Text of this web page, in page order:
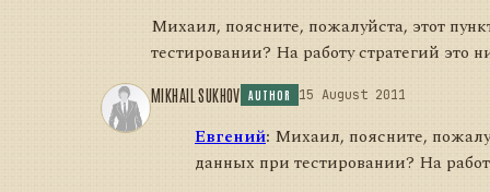
Михаил, поясните, пожалуйста, этот
тестировании? На работу стратегий это
MIKHAIL SUKHOV AUTHOR 15 August 2011
Евгений: Михаил, поясните,
данных при тестировании? На